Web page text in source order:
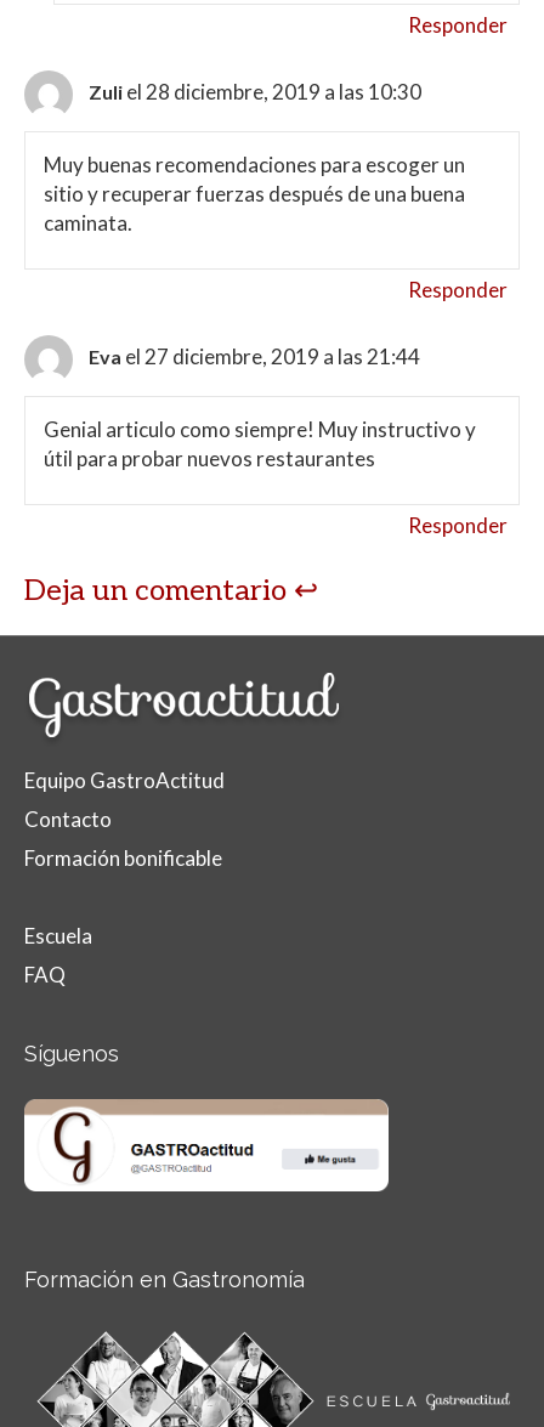
Responder
Zuli el 28 diciembre, 2019 a las 10:30
Muy buenas recomendaciones para escoger un
sitio y recuperar fuerzas después de una buena
caminata.
Responder
Eva el 27 diciembre, 2019 a las 21:44
Genial articulo como siempre! Muy instructivo y
útil para probar nuevos restaurantes
Responder
Deja un comentario
Equipo GastroActitud
Contacto
Formación bonificable
Escuela
FAQ
Síguenos
Formación en Gastronomía